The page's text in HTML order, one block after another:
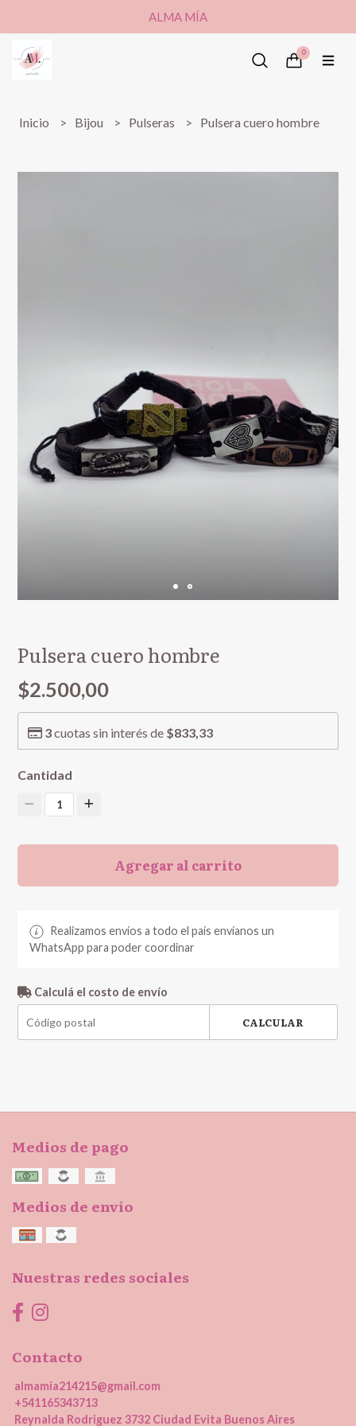
ALMA MÍA
0
Inicio Bijou Pulseras Pulsera cuero hombre
Pulsera cuero hombre
$2.500,00
3cuotas sin interés de $833,33
Cantidad
1
Agregar al carrito
Realizamos envíos a todo el país envíanos un
WhatsApp para poder coordinar
Calculá el costo de envío
CALCULAR
Medios de pago
Medios de envío
Nuestras redes sociales
Contacto
almamia214215@gmail.com
+541165343713
Reynalda Rodriguez 3732 Ciudad Evita Buenos Aires